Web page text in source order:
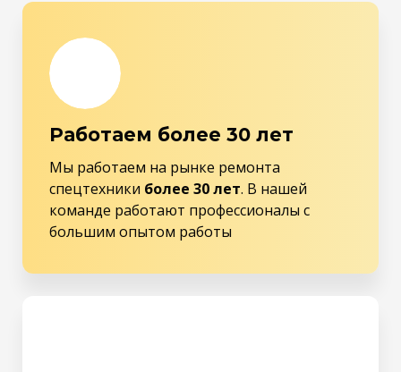
Работаем более 30 лет
Мы работаем на рынке ремонта
спецтехники более 30 лет. В нашей
команде работают профессионалы с
большим опытом работы